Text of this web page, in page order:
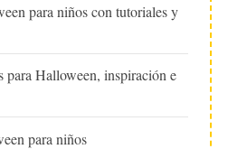
para niños con tutoriales y
para Halloween, inspiración e
para niños